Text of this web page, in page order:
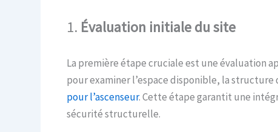
1. Évaluation initiale dusite
La première étape cruciale est une évaluation
pour examiner l’espace disponible, la
pour l’ascenseur. Cette étape garantit une
sécurité structurelle.